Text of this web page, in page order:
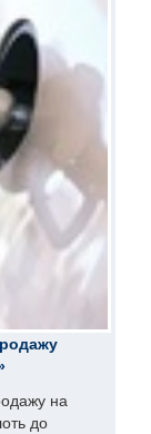
на
до